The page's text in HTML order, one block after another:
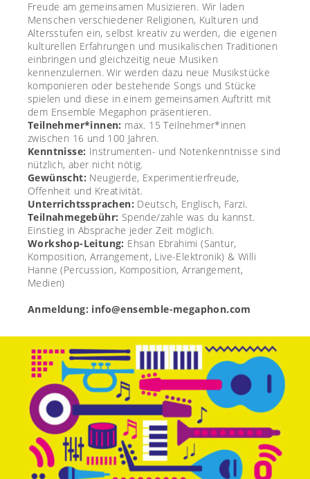
Freude am gemeinsamen Musizieren. Wir laden
Menschen verschiedener Religionen, Kulturen und
Altersstufen ein, selbst kreativ zu werden, die eigenen
kulturellen Erfahrungen und musikalischen Traditionen
einbringen und gleichzeitig neue Musiken
kennenzulernen. Wir werden dazu neue Musikstücke
komponieren oder bestehende Songs und Stücke
spielen und diese in einem gemeinsamen Auftritt mit
dem Ensemble Megaphon präsentieren.
Teilnehmer*innen: max. 15 Teilnehmer*innen
zwischen 16 und 100 Jahren.
Kenntnisse: Instrumenten- und Notenkenntnisse sind
nützlich, aber nicht nötig.
Gewünscht: Neugierde, Experimentierfreude,
Offenheit und Kreativität.
Unterrichtssprachen: Deutsch, Englisch, Farzi.
Teilnahmegebühr: Spende/zahle was du kannst.
Einstieg in Absprache jeder Zeit möglich.
Workshop-Leitung: Ehsan Ebrahimi(Santur,
Komposition, Arrangement, Live-Elektronik) & Willi
Hanne(Percussion, Komposition, Arrangement,
Medien)
Anmeldung: info@ensemble-megaphon.com